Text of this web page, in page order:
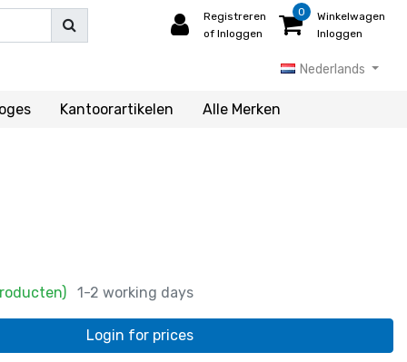
Registreren
of Inloggen
0
Winkelwagen
Inloggen
Nederlands
Kantoorartikelen Alle Merken
1-2 working days
Login for prices